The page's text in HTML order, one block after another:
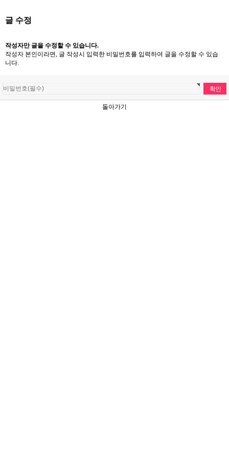
글 수정
작성자만 글을 수정할 수 있습니다.
작성자 본인이라면, 글 작성시 입력한 비밀번호를 입력하여 글을 수정할 수 있습
니다.
돌아가기